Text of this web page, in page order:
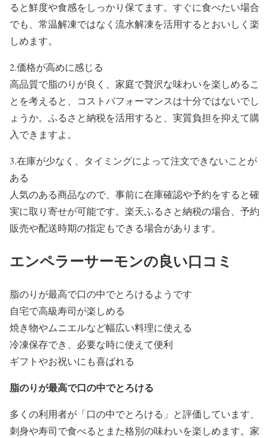
ると鮮度や食感をしっかり保てます。すぐに食べたい場合
でも、常温解凍ではなく流水解凍を活用するとおいしく楽
しめます。
2.価格が高めに感じる
高品質で脂のりが良く、家庭で贅沢な味わいを楽しめるこ
とを考えると、コストパフォーマンスは十分ではないでし
ょうか。ふるさと納税を活用すると、実質負担を抑えて購
入できますよ。
3.在庫が少なく、タイミングによって注文できないことが
ある
人気のある商品なので、事前に在庫確認や予約をすると確
実に取り寄せが可能です。楽天ふるさと納税の場合、予約
販売や配送時期の指定もできる場合があります。
エンペラーサーモンの良い口コミ
脂のりが最高で口の中でとろけるようです
自宅で高級寿司が楽しめる
焼き物やムニエルなど幅広い料理に使える
冷凍保存でき、必要な時に使えて便利
ギフトやお祝いにも喜ばれる
脂のりが最高で口の中でとろける
多くの利用者が「口の中でとろける」と評価しています、
刺身や寿司で食べるとまた格別の味わいを楽しめます。家